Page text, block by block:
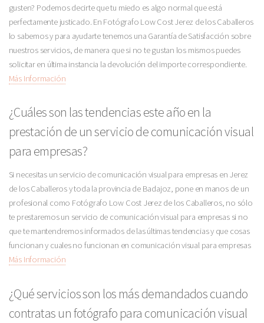
gusten? Podemos decirte que tu miedo es algo normal que está
perfectamente justicado. En Fotógrafo Low Cost Jerez de los Caballeros
lo sabemos y para ayudarte tenemos una Garantía de Satisfacción sobre
nuestros servicios, de manera que si no te gustan los mismos puedes
solicitar en última instancia la devolución del importe correspondiente.
Más Información
¿Cuáles son las tendencias este año en la
prestación de un servicio de comunicación visual
para empresas?
Si necesitas un servicio de comunicación visual para empresas en Jerez
de los Caballeros y toda la provincia de Badajoz, pone en manos de un
profesional como Fotógrafo Low Cost Jerez de los Caballeros, no sólo
te prestaremos un servicio de comunicación visual para empresas si no
que te mantendremos informados de las últimas tendencias y que cosas
funcionan y cuales no funcionan en comunicación visual para empresas
Más Información
¿Qué servicios son los más demandados cuando
contratas un fotógrafo para comunicación visual